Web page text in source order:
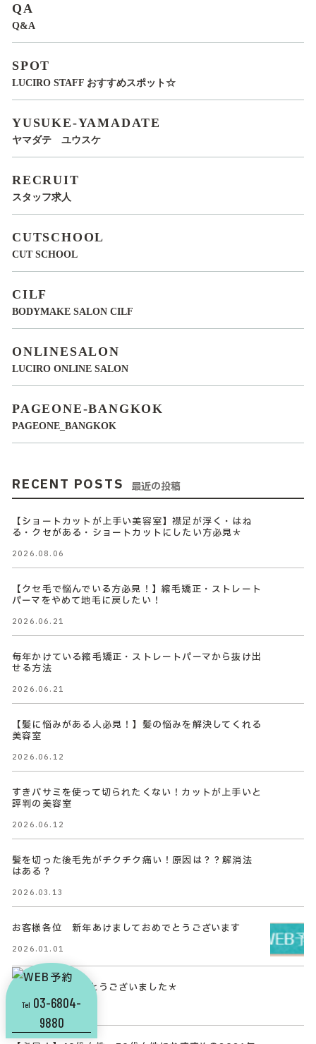
QA
Q&A
SPOT
LUCIRO STAFF おすすめスポット☆
YUSUKE-YAMADATE
ヤマダテ ユウスケ
RECRUIT
スタッフ求人
CUTSCHOOL
CUT SCHOOL
CILF
BODYMAKE SALON CILF
ONLINESALON
LUCIRO ONLINE SALON
PAGEONE-BANGKOK
PAGEONE_BANGKOK
RECENT POSTS 最近の投稿
【ショートカットが上手い美容室】襟足が浮く・はね
る・クセがある・ショートカットにしたい方必見＊
2026.08.06
【クセ毛で悩んでいる方必見！】縮毛矯正・ストレート
パーマをやめて地毛に戻したい！
2026.06.21
毎年かけている縮毛矯正・ストレートパーマから抜け出
せる方法
2026.06.21
【髪に悩みがある人必見！】髪の悩みを解決してくれる
美容室
2026.06.12
すきバサミを使って切られたくない！カットが上手いと
評判の美容室
2026.06.12
髪を切った後毛先がチクチク痛い！原因は？？解消法
はある？
2026.03.13
お客様各位 新年あけましておめでとうございます
2026.01.01
2025年もありがとうございました＊
2025.12.29
Tel 03-6804-
9880